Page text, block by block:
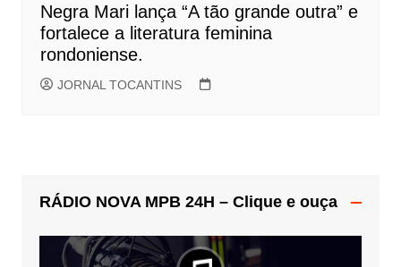
Negra Mari lança “A tão grande outra” e
fortalece a literatura feminina
rondoniense.
JORNAL TOCANTINS
RÁDIO NOVA MPB 24H – Clique e ouça